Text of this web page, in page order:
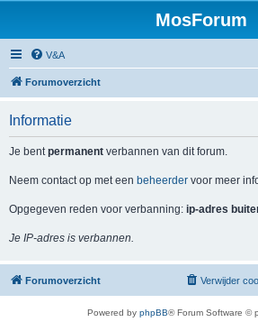
MosForum
V&A
Forumoverzicht
Informatie
Je bentpermanent verbannen van dit forum.
Neem contact op met een beheerder voor meer
Opgegeven reden voor verbanning: ip-adres
Je IP-adres is verbannen.
Forumoverzicht Verwijder
Powered by phpBB® Forum Software ©